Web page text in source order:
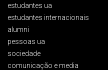
estudantes ua
estudantes internacionais
alumni
pessoas ua
sociedade
comunicação e media